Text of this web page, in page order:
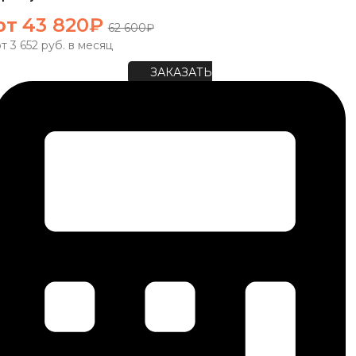
43 820₽ 62 600₽
3 652 руб. в месяц
ЗАКАЗАТЬ